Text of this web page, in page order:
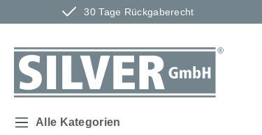
30 Tage Rückgaberecht
Hauptinhalt springen
Zur Suche springen
Zur Hauptnavigation springen
Alle Kategorien